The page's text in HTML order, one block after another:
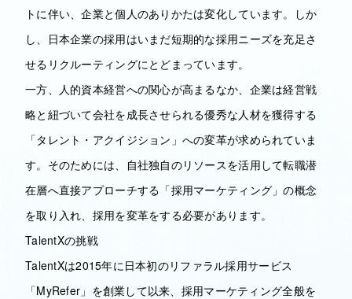
トに伴い、企業と個人のありかたは変化しています。しか
し、日本企業の採用はいまだ短期的な採用ニーズを充足さ
せるリクルーティングにとどまっています。
一方、人的資本経営への関心が高まるなか、企業は経営戦
略と紐づいて会社を成長させられる優秀な人材を獲得する
「タレント・アクイジション」への変革が求められていま
す。そのためには、自社独自のリソースを活用して転職潜
在層へ直接アプローチする「採用マーケティング」の概念
を取り入れ、採用を変革をする必要があります。
TalentXの挑戦
TalentXは2015年に日本初のリファラル採用サービス
「MyRefer」を創業して以来、採用マーケティング全般を